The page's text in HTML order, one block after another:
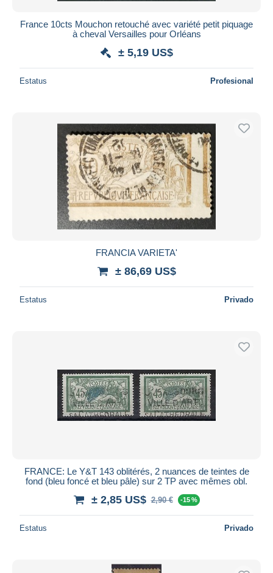
France 10cts Mouchon retouché avec variété petit piquage
à cheval Versailles pour Orléans
± 5,19 US$
Estatus Profesional
FRANCIA VARIETA'
± 86,69 US$
Estatus Privado
FRANCE: Le Y&T 143 oblitérés, 2 nuances de teintes de
fond (bleu foncé et bleu pâle) sur 2 TP avec mêmes obl.
± 2,85 US$ 2,90 € -15 %
Estatus Privado